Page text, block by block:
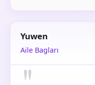
Yuwen
Aile Bagları